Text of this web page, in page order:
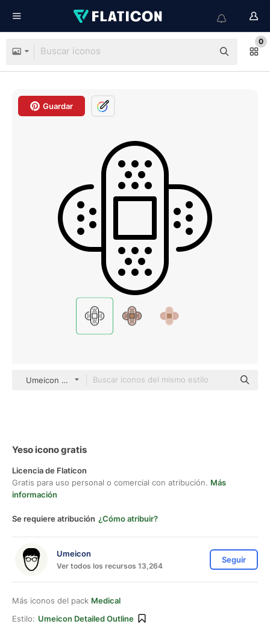
0
Guardar
Umeicon Detailed Outline
Yeso icono gratis
Licencia de Flaticon
Gratis para uso personal o comercial con atribución. Más
información
Se requiere atribución ¿Cómo atribuir?
Umeicon
Ver todos los recursos 13,264
Seguir
Más iconos del pack Medical
Estilo: Umeicon Detailed Outline